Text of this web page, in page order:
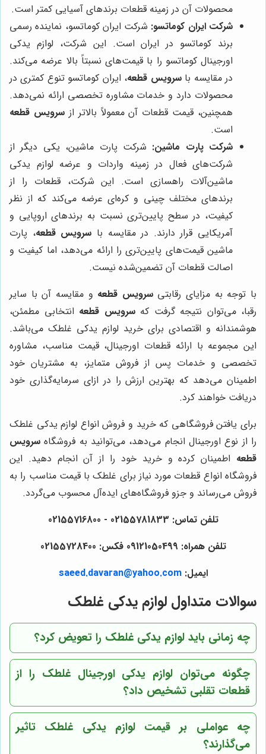
محصولات آن در زمینه قطعات برندهای آسیایی کمتر است.
شرکت ایران کوماتسو: شرکت ایران کوماتسو، نماینده رسمی
برند کوماتسو در ایران است. این شرکت، لوازم یدکی
اورجینال کوماتسو را با قیمت‌های نسبتاً بالا عرضه می‌کند.
در مقایسه باسرویس قطعه، ایران کوماتسو تنوع کمتری در
محصولات دارد و خدمات مشاوره تخصصی ارائه نمی‌دهد.
همچنین، قیمت قطعات آن معمولاً بالاتر ازسرویس قطعه
است.
شرکت پارت ماشین: شرکت پارت ماشین، یکی دیگر از
شرکت‌های فعال در زمینه واردات و عرضه لوازم یدکی
ماشین‌آلات راهسازی است. این شرکت، قطعات را از
برندهای مختلف چینی و کره‌ای عرضه می‌کند که از نظر
کیفیت، در سطح پایین‌تری نسبت به برندهای اروپایی و
آمریکایی قرار دارند. در مقایسه با سرویس قطعه، پارت
ماشین قیمت‌های پایین‌تری را ارائه می‌دهد، اما کیفیت و
اصالت قطعات آن تضمین‌شده نیست.
با توجه به مزایای رقابتیسرویس قطعه و مقایسه آن با سایر
رقبا، می‌توان نتیجه گرفت کهسرویس قطعه انتخابی مطمئن،
هوشمندانه و اقتصادی برای خرید لوازم یدکی غلطک می‌باشد.
این مجموعه با ارائه قطعات اورجینال، قیمت مناسب، مشاوره
تخصصی و خدمات پس از فروش متمایز، به مشتریان خود
اطمینان می‌دهد که بهترین ارزش را در ازای سرمایه‌گذاری خود
دریافت خواهند کرد.
برای یافتن فروشگاهی که خرید و فروش انواع لوازم یدکی غلطک
را از نوع اورجینال انجام می‌دهد، می‌توانید به فروشگاه سرویس
قطعه اطمینان کرده و خرید خود را از آن انجام دهید. این
فروشگاه انواع قطعات مورد نیاز برای غلطک با قیمت مناسب را به
فروش می‌رساند و جزو فروشگاه‌های ایده‌آل محسوب می‌گردد.
تلفن تماس: 02155781833 - 02155716800
تلفن همراه: 09121050499 فکس: 02155728400
ایمیل:saeed.davaran@yahoo.com
سوالات متداول لوازم یدکی غلطک
چه زمانی باید لوازم یدکی غلطک را تعویض کرد؟
چگونه می‌توان لوازم یدکی اورجینال غلطک را از
قطعات تقلبی تشخیص داد؟
چه عواملی بر قیمت لوازم یدکی غلطک تاثیر
می‌گذارند؟